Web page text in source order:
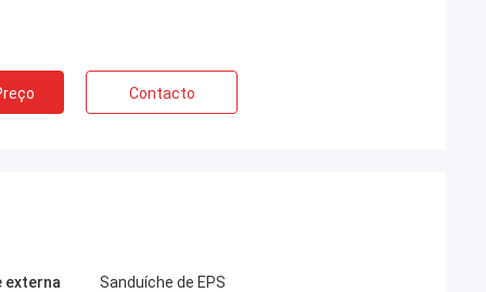
Contacto
externa Sanduíche de EPS